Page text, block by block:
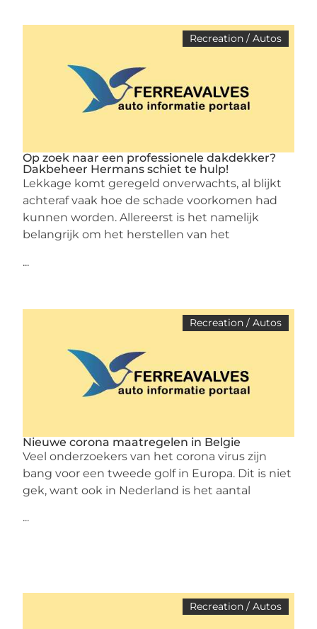
Recreation / Autos
Op zoek naar een professionele dakdekker?
Dakbeheer Hermans schiet te hulp!
Lekkage komt geregeld onverwachts, al blijkt
achteraf vaak hoe de schade voorkomen had
kunnen worden. Allereerst is het namelijk
belangrijk om het herstellen van het
...
Recreation / Autos
Nieuwe corona maatregelen in Belgie
Veel onderzoekers van het corona virus zijn
bang voor een tweede golf in Europa. Dit is niet
gek, want ook in Nederland is het aantal
...
Recreation / Autos